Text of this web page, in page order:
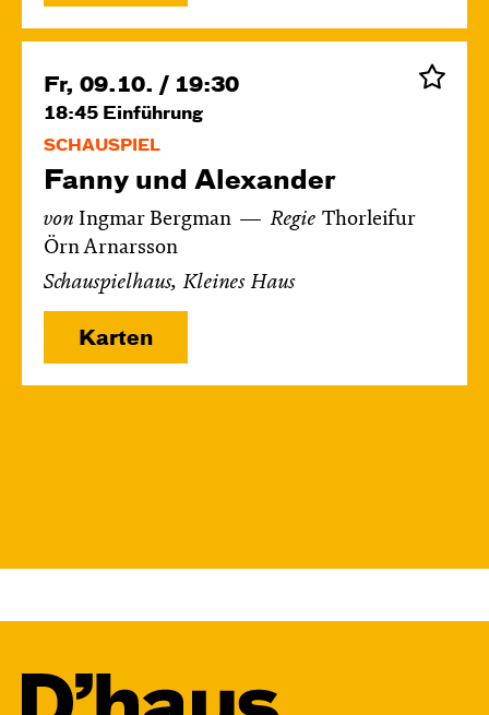
Fr, 09.10. / 19:30
18:45 Einführung
SCHAUSPIEL
Fanny und Alexander
von Ingmar Bergman Regie Thorleifur
Örn Arnarsson
Schauspielhaus, Kleines Haus
Karten